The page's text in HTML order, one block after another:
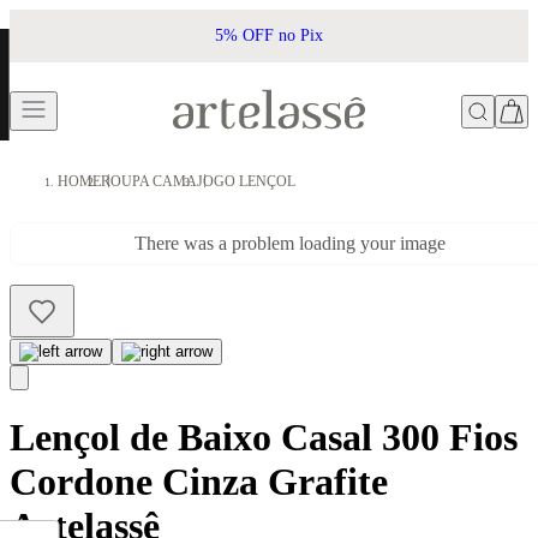
5% OFF no Pix
HOMEROUPA CAMAJOGO LENÇOL
There was a problem loading your image
Lençol de Baixo Casal 300 Fios
Cordone Cinza Grafite
Artelassê